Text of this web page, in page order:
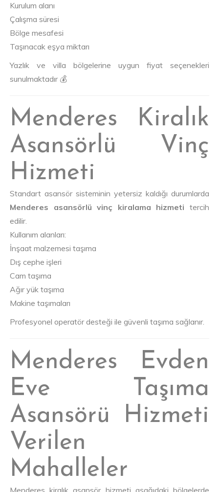
Kurulum alanı
Çalışma süresi
Bölge mesafesi
Taşınacak eşya miktarı
Yazlık ve villa bölgelerine uygun fiyat seçenekleri
sunulmaktadır 💰
Menderes Kiralık
Asansörlü Vinç
Hizmeti
Standart asansör sisteminin yetersiz kaldığı durumlarda
Menderes asansörlü vinç kiralama hizmeti tercih
edilir.
Kullanım alanları:
İnşaat malzemesi taşıma
Dış cephe işleri
Cam taşıma
Ağır yük taşıma
Makine taşımaları
Profesyonel operatör desteği ile güvenli taşıma sağlanır.
Menderes Evden
Eve Taşıma
Asansörü Hizmeti
Verilen
Mahalleler